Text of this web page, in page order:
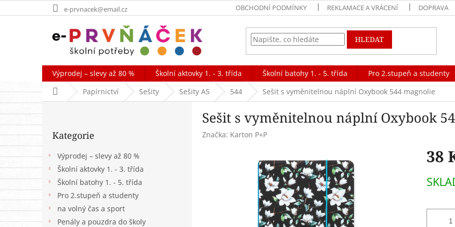
na
e-prvnacek@email.cz OBCHODNÍ PODMÍNKY REKLAMACE A VRÁCENÍ DOPRAVA
HLEDAT
Výprodej – slevy až 80 % Školní aktovky 1. - 3. třída Školní batohy 1. - 5. třída Pro 2.stupeň a studenty
Domů Papírnictví Sešity Sešity A5 544 Sešit s vyměnitelnou náplní Oxybook 544 magnolie
P
kategorie
Kategorie
Výprodej – slevy až 80 %
Školní aktovky 1. - 3. třída
Školní batohy 1. - 5. třída
Pro 2.stupeň a studenty
na volný čas a sport
Penály a pouzdra do školy
Sešit s vyměnitelnou náplní Oxybook
Značka: Karton P+P
38
cena: